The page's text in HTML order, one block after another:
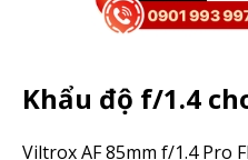
Khẩu độ f/1.4
Viltrox AF 85mm f/1.4